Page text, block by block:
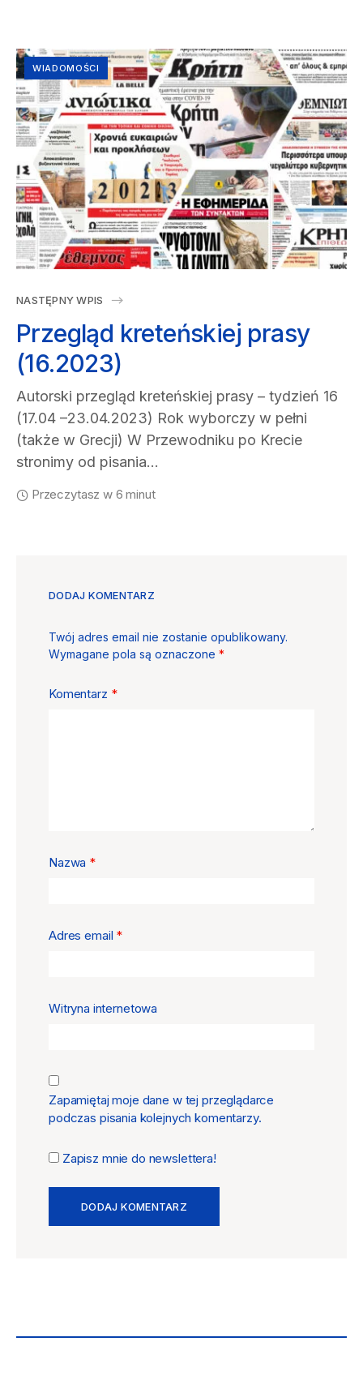
WIADOMOŚCI
NASTĘPNY WPIS
Przegląd kreteńskiej prasy
(16.2023)
Autorski przegląd kreteńskiej prasy – tydzień 16
(17.04 –23.04.2023) Rok wyborczy w pełni
(także w Grecji) W Przewodniku po Krecie
stronimy od pisania…
Przeczytasz w 6 minut
DODAJ KOMENTARZ
Twój adres email nie zostanie opublikowany.
Wymagane pola są oznaczone *
Komentarz *
Nazwa *
Adres email *
Witryna internetowa
Zapamiętaj moje dane w tej przeglądarce
podczas pisania kolejnych komentarzy.
Zapisz mnie do newslettera!